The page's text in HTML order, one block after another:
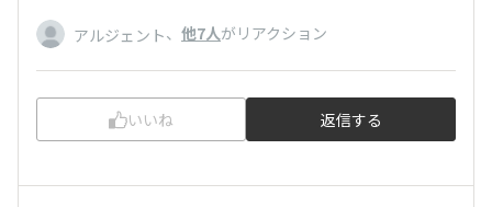
アルジェント、 他7人がリアクション
いいね 返信する